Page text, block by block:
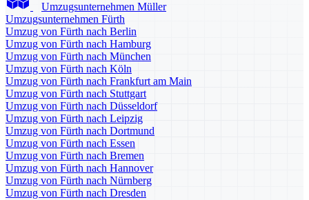
Umzugsunternehmen Müller
Umzugsunternehmen Fürth
Umzug von Fürth nach Berlin
Umzug von Fürth nach Hamburg
Umzug von Fürth nach München
Umzug von Fürth nach Köln
Umzug von Fürth nach Frankfurt am Main
Umzug von Fürth nach Stuttgart
Umzug von Fürth nach Düsseldorf
Umzug von Fürth nach Leipzig
Umzug von Fürth nach Dortmund
Umzug von Fürth nach Essen
Umzug von Fürth nach Bremen
Umzug von Fürth nach Hannover
Umzug von Fürth nach Nürnberg
Umzug von Fürth nach Dresden